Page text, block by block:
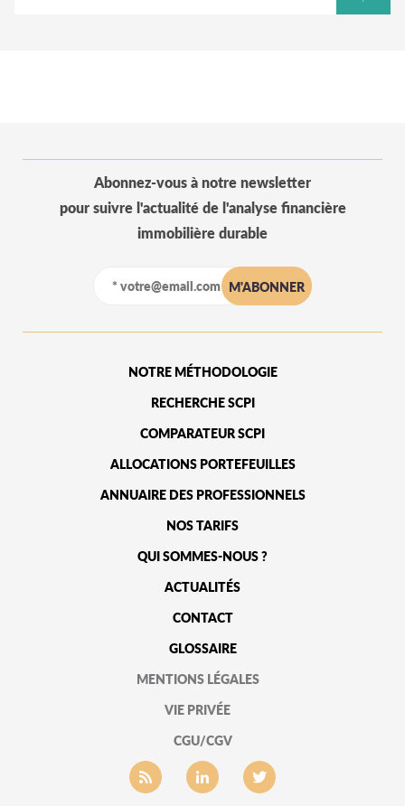
Abonnez-vous à notre newsletter
pour suivre l'actualité de l'analyse financière
immobilière durable
NOTRE MÉTHODOLOGIE
RECHERCHE SCPI
COMPARATEUR SCPI
ALLOCATIONS PORTEFEUILLES
ANNUAIRE DES PROFESSIONNELS
NOS TARIFS
QUI SOMMES-NOUS ?
ACTUALITÉS
CONTACT
GLOSSAIRE
MENTIONS LÉGALES
VIE PRIVÉE
CGU/CGV